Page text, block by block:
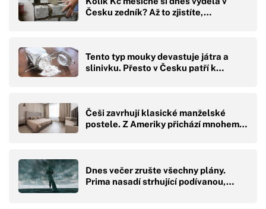
Česku zedník? Až to zjistíte,…
Tento typ mouky devastuje játra a
slinivku. Přesto v Česku patří k…
Češi zavrhují klasické manželské
postele. Z Ameriky přichází mnohem…
Dnes večer zrušte všechny plány.
Prima nasadí strhující podívanou,…